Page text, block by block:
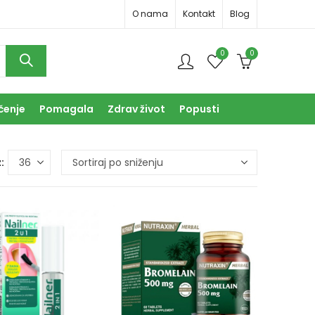
O nama Kontakt Blog
0 0
Pomagala Zdrav život Popusti